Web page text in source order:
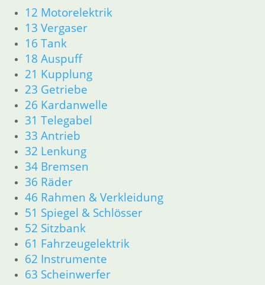
12 Motorelektrik
13 Vergaser
16 Tank
18 Auspuff
21 Kupplung
23 Getriebe
26 Kardanwelle
31 Telegabel
33 Antrieb
32 Lenkung
34 Bremsen
36 Räder
46 Rahmen & Verkleidung
51 Spiegel & Schlösser
52 Sitzbank
61 Fahrzeugelektrik
62 Instrumente
63 Scheinwerfer
18 Auspuff
21 Kupplung
23 Getriebe
26 Kardanwelle
31 Telegabel
32 Lenkung
33 Antrieb
34 Bremsen
36 Räder
46 Rahmen & Verkleidung
51 Spiegel & Schlösser
61 Fahrzeugelektrik
62 Instrumente
63 Scheinwerfer
R50/5 – R75/5
11 Motor
Dichtungen
Kolben/Kolbenringe
Zylinderkopf
12 Motorelektrik
13 Vergaser